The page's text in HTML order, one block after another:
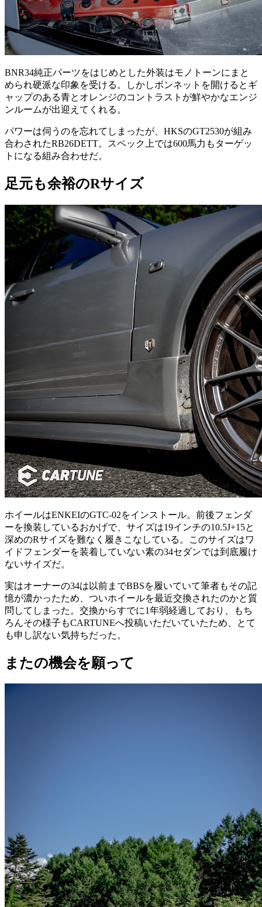
BNR34純正パーツをはじめとした外装はモノトーンにまと
められ硬派な印象を受ける。しかしボンネットを開けるとギ
ャップのある青とオレンジのコントラストが鮮やかなエンジ
ンルームが出迎えてくれる。
パワーは伺うのを忘れてしまったが、HKSのGT2530が組み
合わされたRB26DETT。スペック上では600馬力もターゲッ
トになる組み合わせだ。
足元も余裕のRサイズ
ホイールはENKEIのGTC-02をインストール。前後フェンダ
ーを換装しているおかげで、サイズは19インチの10.5J+15と
深めのRサイズを難なく履きこなしている。このサイズはワ
イドフェンダーを装着していない素の34セダンでは到底履け
ないサイズだ。
実はオーナーの34は以前までBBSを履いていて筆者もその記
憶が濃かったため、ついホイールを最近交換されたのかと質
問してしまった。交換からすでに1年弱経過しており、もち
ろんその様子もCARTUNEへ投稿いただいていたため、とて
も申し訳ない気持ちだった。
またの機会を願って